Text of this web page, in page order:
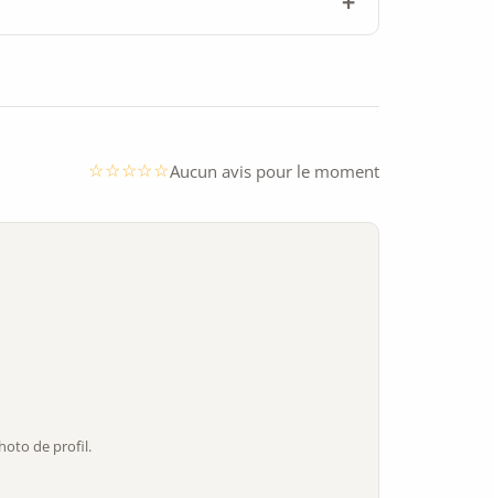
Aucun avis pour le moment
de profil.